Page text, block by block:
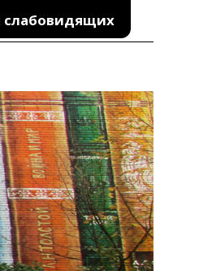
слабовидящих